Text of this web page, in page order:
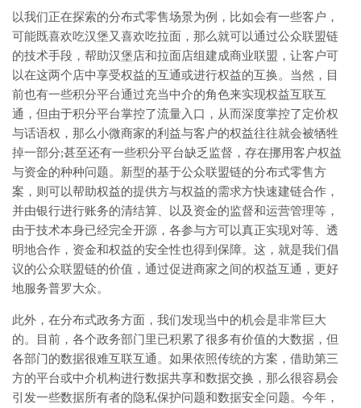
以我们正在探索的分布式零售场景为例，比如会有一些客户，
可能既喜欢吃汉堡又喜欢吃拉面，那么就可以通过公众联盟链
的技术手段，帮助汉堡店和拉面店组建成商业联盟，让客户可
以在这两个店中享受权益的互通或进行权益的互换。当然，目
前也有一些积分平台通过充当中介的角色来实现权益互联互
通，但由于积分平台掌控了流量入口，从而深度掌控了定价权
与话语权，那么小微商家的利益与客户的权益往往就会被牺牲
掉一部分;甚至还有一些积分平台缺乏监督，存在挪用客户权益
与资金的种种问题。新型的基于公众联盟链的分布式零售方
案，则可以帮助权益的提供方与权益的需求方快速建链合作，
并由银行进行账务的清结算、以及资金的监督和运营管理等，
由于技术本身已经完全开源，各参与方可以真正实现对等、透
明地合作，资金和权益的安全性也得到保障。这，就是我们倡
议的公众联盟链的价值，通过促进商家之间的权益互通，更好
地服务普罗大众。
此外，在分布式政务方面，我们发现当中的机会是非常巨大
的。目前，各个政务部门里已积累了很多有价值的大数据，但
各部门的数据很难互联互通。如果依照传统的方案，借助第三
方的平台或中介机构进行数据共享和数据交换，那么很容易会
引发一些数据所有者的隐私保护问题和数据安全问题。今年，